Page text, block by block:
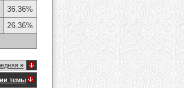
36.36%
26.36%
»
темы